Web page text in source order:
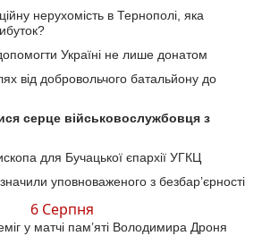
нерухомість в Тернополі, яка
Україні не лише донатом
від добровольчого батальйону до
серце військовослужбовця з
для Бучацької єпархії УГКЦ
уповноваженого з безбар’єрності
6 Серпня
у матчі пам’яті Володимира Дроня